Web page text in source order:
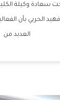
سعادة وكيلة
الحربي بأن
العديد من